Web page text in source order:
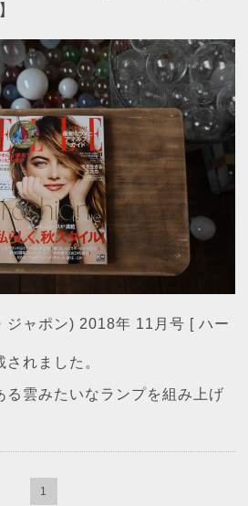
ジャポン)2018年 11月号 [ ハー
れました。
る雲みたいなランプを組み上げ
1